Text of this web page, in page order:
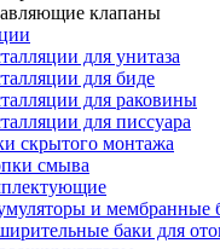
клапаны
для унитаза
для биде
для раковины
для писсуара
скрытого монтажа
смыва
и мембранные
баки для